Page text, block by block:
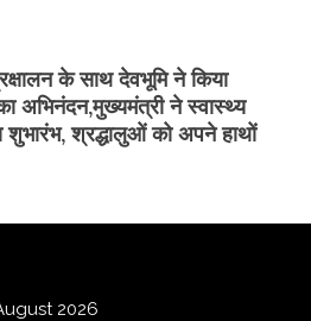
के साथ देवभूमि ने किया
अभिनंदन,मुख्यमंत्री ने स्वास्थ्य
शुभारंभ, श्रद्धालुओं को अपने हाथों
2026